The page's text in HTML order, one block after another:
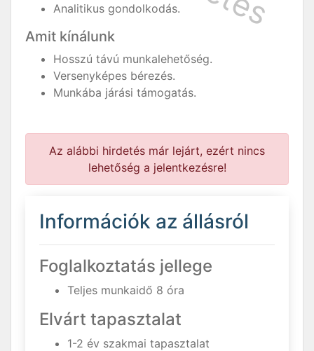
Analitikus gondolkodás.
Amit kínálunk
Hosszú távú munkalehetőség.
Versenyképes bérezés.
Munkába járási támogatás.
Az alábbi hirdetés már lejárt, ezért nincs
lehetőség a jelentkezésre!
Információk az állásról
Foglalkoztatás jellege
Teljes munkaidő 8 óra
Elvárt tapasztalat
1-2 év szakmai tapasztalat